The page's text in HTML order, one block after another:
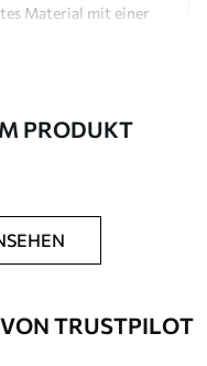
Material mit einer
Schutzlack
PRODUKT
TRUSTPILOT